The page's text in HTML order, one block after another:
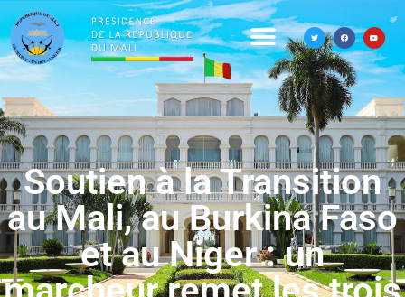
Soutien à la Transition
au Mali, au Burkina Faso
et au Niger : un